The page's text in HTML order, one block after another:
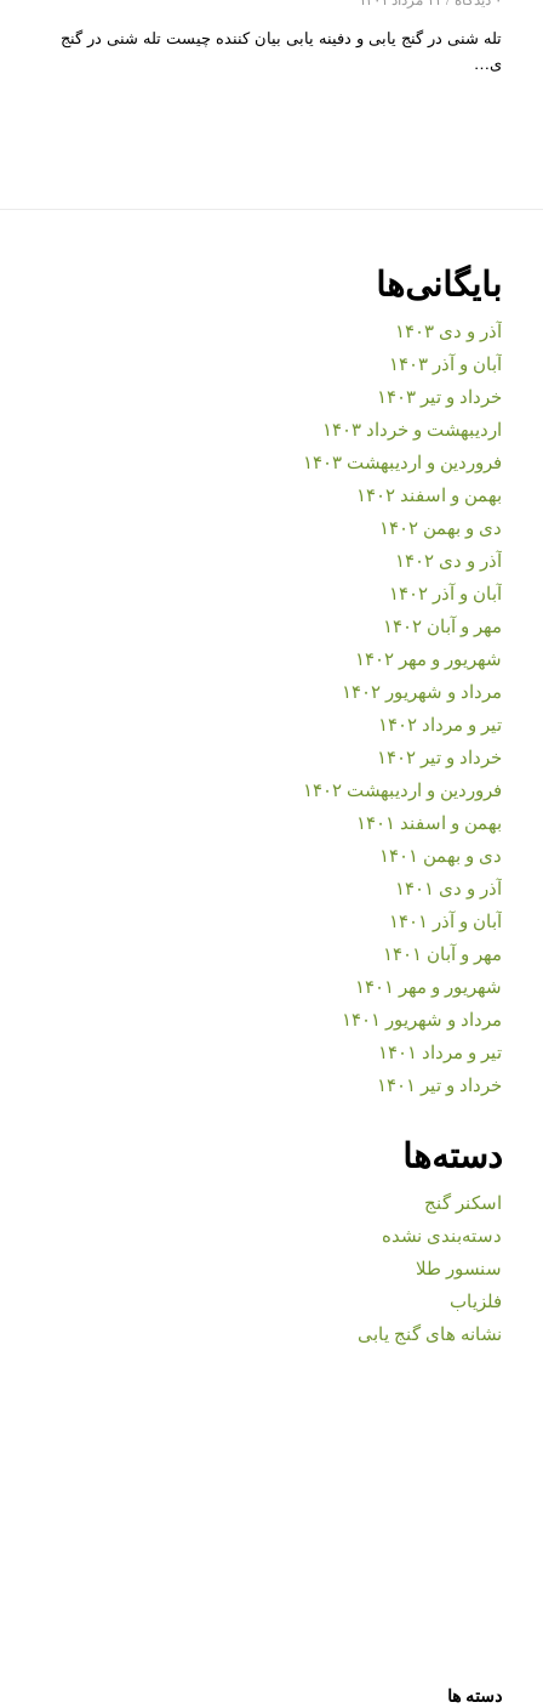
تله شنی در گنج یابی و دفینه یابی بیان کننده چیست تله شنی در گنج
ی…
بایگانی‌ها
آذر و دی ۱۴۰۳
آبان و آذر ۱۴۰۳
خرداد و تیر ۱۴۰۳
اردیبهشت و خرداد ۱۴۰۳
فروردین و اردیبهشت ۱۴۰۳
بهمن و اسفند ۱۴۰۲
دی و بهمن ۱۴۰۲
آذر و دی ۱۴۰۲
آبان و آذر ۱۴۰۲
مهر و آبان ۱۴۰۲
شهریور و مهر ۱۴۰۲
مرداد و شهریور ۱۴۰۲
تیر و مرداد ۱۴۰۲
خرداد و تیر ۱۴۰۲
فروردین و اردیبهشت ۱۴۰۲
بهمن و اسفند ۱۴۰۱
دی و بهمن ۱۴۰۱
آذر و دی ۱۴۰۱
آبان و آذر ۱۴۰۱
مهر و آبان ۱۴۰۱
شهریور و مهر ۱۴۰۱
مرداد و شهریور ۱۴۰۱
تیر و مرداد ۱۴۰۱
خرداد و تیر ۱۴۰۱
دسته‌ها
اسکنر گنج
دسته‌بندی نشده
سنسور طلا
فلزیاب
نشانه های گنج یابی
دسته ها